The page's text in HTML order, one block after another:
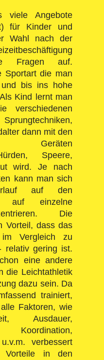
viele Angebote
für Kinder und
Wahl nach der
Fragen auf.
Sportart die man
bis ins hohe
Kind lernt man
verschiedenen
dann mit den
Geräten
Speere,
wird. Je nach
kann man sich
auf den
auf einzelne
Die
Vorteil, dass das
im Vergleich zu
relativ gering ist.
eine andere
die Leichtathletik
dazu sein. Da
trainiert,
Faktoren, wie
Ausdauer,
verbessert
Vorteile in den